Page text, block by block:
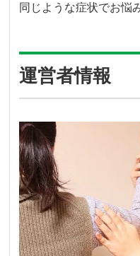
同じような症状でお悩
運営者情報